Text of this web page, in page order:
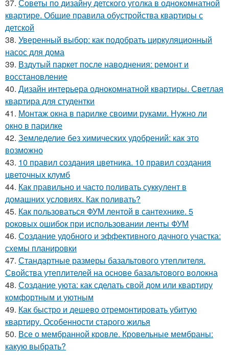
37. Советы по дизайну детского уголка в однокомнатной
квартире. Общие правила обустройства квартиры с
детской
38. Уверенный выбор: как подобрать циркуляционный
насос для дома
39. Вздутый паркет после наводнения: ремонт и
восстановление
40. Дизайн интерьера однокомнатной квартиры. Светлая
квартира для студентки
41. Монтаж окна в парилке своими руками. Нужно ли
окно в парилке
42. Земледелие без химических удобрений: как это
возможно
43. 10 правил создания цветника. 10 правил создания
цветочных клумб
44. Как правильно и часто поливать суккулент в
домашних условиях. Как поливать?
45. Как пользоваться ФУМ лентой в сантехнике. 5
роковых ошибок при использовании ленты ФУМ
46. Создание удобного и эффективного дачного участка:
схемы планировки
47. Стандартные размеры базальтового утеплителя.
Свойства утеплителей на основе базальтового волокна
48. Создание уюта: как сделать свой дом или квартиру
комфортным и уютным
49. Как быстро и дешево отремонтировать убитую
квартиру. Особенности старого жилья
50. Все о мембранной кровле. Кровельные мембраны:
какую выбрать?